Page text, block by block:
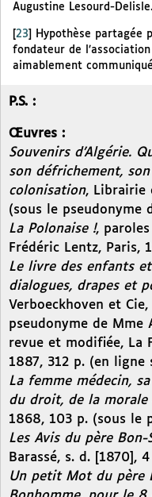
Augustine Lesourd-Delisle.
23
Hypothèse partagée
fondateur de l’association
aimablement
P.S. :
Œuvres :
Souvenirs d’Algérie.
son défrichement,
colonisation, Librairie
(sous le pseudonyme
La Polonaise !,
Frédéric Lentz, Paris,
Le livre des enfants
dialogues, drapes et
Verboeckhoven et
pseudonyme de Mme
revue et modifiée, La
1887, 312 p. (en ligne
La femme médecin,
du droit, de la morale
1868, 103 p. (sous le
Les Avis du père Bon-
Barassé, s. d. [1870],
Un petit Mot du père